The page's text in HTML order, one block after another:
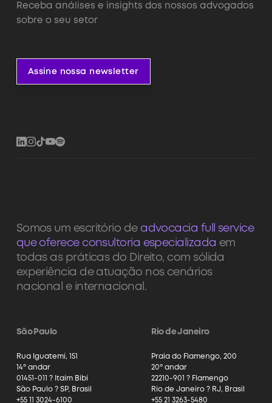
Receba análises e insights dos nossos advogados
sobre o seu setor
Assine nossa newsletter
Somos um escritório de advocacia full service
que oferece consultoria especializada em
todas as práticas do Direito, com sólida
experiência de atuação nos cenários
nacional e internacional.
São Paulo
Rua Iguatemi, 151
14º andar
01451-011 ? Itaim Bibi
São Paulo ? SP, Brasil
+55 11 3024-6100
Rio de Janeiro
Praia do Flamengo, 200
20º andar
22210-901 ? Flamengo
Rio de Janeiro ? RJ, Brasil
+55 21 3263-5480